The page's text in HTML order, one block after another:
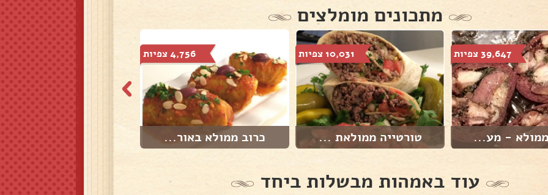
מתכונים מומלצים
39,647 צפיות
- מע...
10,031 צפיות
טורטייה ממולאת ...
4,756 צפיות
כרוב ממולא באור...
עוד באמהות מבשלות ביחד